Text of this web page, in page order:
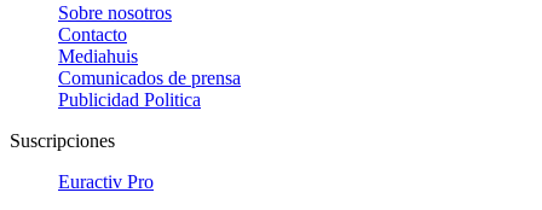
Sobre nosotros
Contacto
Mediahuis
Comunicados de prensa
Publicidad Politica
Suscripciones
Euractiv Pro